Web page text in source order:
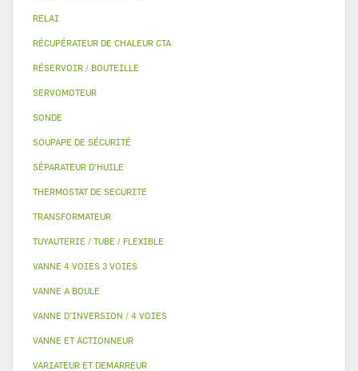
RELAI
RÉCUPÉRATEUR DE CHALEUR CTA
RÉSERVOIR / BOUTEILLE
SERVOMOTEUR
SONDE
SOUPAPE DE SÉCURITÉ
SÉPARATEUR D'HUILE
THERMOSTAT DE SECURITE
TRANSFORMATEUR
TUYAUTERIE / TUBE / FLEXIBLE
VANNE 4 VOIES 3 VOIES
VANNE A BOULE
VANNE D’INVERSION / 4 VOIES
VANNE ET ACTIONNEUR
VARIATEUR ET DEMARREUR